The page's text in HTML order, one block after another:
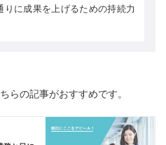
に成果を上げるための持続力
らの記事がおすすめです。